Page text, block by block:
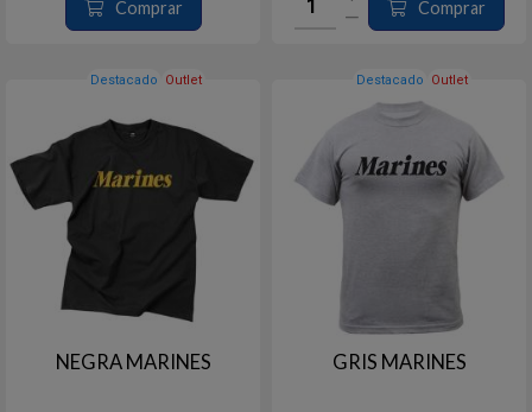
Comprar Comprar
Destacado Outlet
NEGRA MARINES
Destacado Outlet
GRIS MARINES